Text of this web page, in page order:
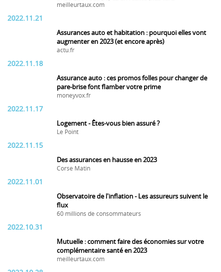
meilleurtaux.com
2022.11.21
Assurances auto et habitation : pourquoi elles vont
augmenter en 2023 (et encore après)
actu.fr
2022.11.18
Assurance auto : ces promos folles pour changer de
pare-brise font flamber votre prime
moneyvox.fr
2022.11.17
Logement - Êtes-vous bien assuré ?
Le Point
2022.11.15
Des assurances en hausse en 2023
Corse Matin
2022.11.01
Observatoire de l'inflation - Les assureurs suivent le
flux
60 millions de consommateurs
2022.10.31
Mutuelle : comment faire des économies sur votre
complémentaire santé en 2023
meilleurtaux.com